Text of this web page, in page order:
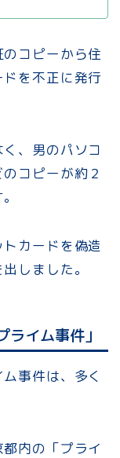
コピーから住
を不正に発行
、男のパソコ
コピーが約２
カードを偽造
しました。
イム事件」
事件は、多く
内の「プライ